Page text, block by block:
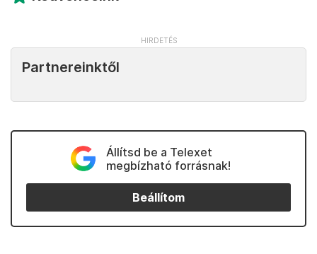
Partnereinktől
Állítsd be a Telexet
megbízható forrásnak!
Beállítom